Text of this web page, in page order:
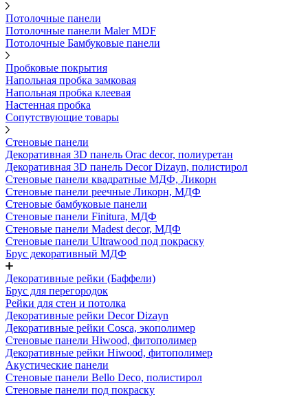
Потолочные панели
Потолочные панели Maler MDF
Потолочные Бамбуковые панели
Пробковые покрытия
Напольная пробка замковая
Напольная пробка клеевая
Настенная пробка
Сопутствующие товары
Стеновые панели
Декоративная 3D панель Orac decor, полиуретан
Декоративная 3D панель Decor Dizayn, полистирол
Стеновые панели квадратные МДФ, Ликорн
Стеновые панели реечные Ликорн, МДФ
Стеновые бамбуковые панели
Стеновые панели Finitura, МДФ
Стеновые панели Madest decor, МДФ
Стеновые панели Ultrawood под покраску
Брус декоративный МДФ
Декоративные рейки (Баффели)
Брус для перегородок
Рейки для стен и потолка
Декоративные рейки Decor Dizayn
Декоративные рейки Cosca, экополимер
Стеновые панели Hiwood, фитополимер
Декоративные рейки Hiwood, фитополимер
Акустические панели
Стеновые панели Bello Deco, полистирол
Стеновые панели под покраску